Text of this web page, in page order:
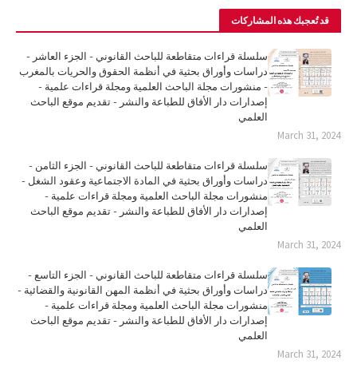
قد تُعجبك هذه المشاركات
سلسلة قراءات متقاطعة للباحث القانوني - الجزء العاشر -
دراسات وأوراق بحثية في أنظمة الحقوق والحريات بالمغرب
- منشورات مجلة الباحث العلمية ومجلة قراءات علمية -
إصدارات دار الأفاق للطباعة والنشر - تقديم موقع الباحث
العلمي
March 31, 2024
سلسلة قراءات متقاطعة للباحث القانوني - الجزء الثامن -
دراسات وأوراق بحثية في المادة الاجتماعية وعقود الشغل -
منشورات مجلة الباحث العلمية ومجلة قراءات علمية -
إصدارات دار الأفاق للطباعة والنشر - تقديم موقع الباحث
العلمي
March 31, 2024
سلسلة قراءات متقاطعة للباحث القانوني - الجزء التاسع -
دراسات وأوراق بحثية في أنظمة المهن القانونية والقضائية -
منشورات مجلة الباحث العلمية ومجلة قراءات علمية -
إصدارات دار الأفاق للطباعة والنشر - تقديم موقع الباحث
العلمي
March 31, 2024